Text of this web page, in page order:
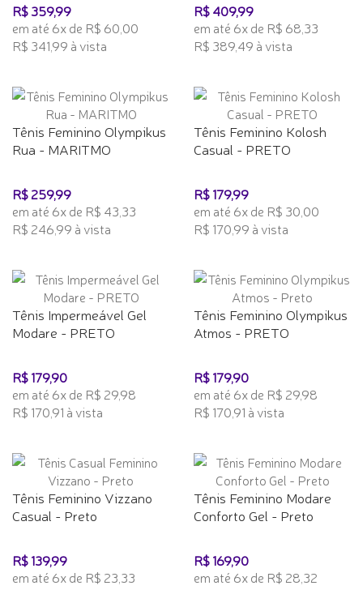
R$ 359,99
em até 6x de R$ 60,00
R$ 341,99 à vista
R$ 409,99
em até 6x de R$ 68,33
R$ 389,49 à vista
Tênis Feminino Olympikus
Rua - MARITMO
R$ 259,99
em até 6x de R$ 43,33
R$ 246,99 à vista
Tênis Feminino Kolosh
Casual - PRETO
R$ 179,99
em até 6x de R$ 30,00
R$ 170,99 à vista
Tênis Impermeável Gel
Modare - PRETO
R$ 179,90
em até 6x de R$ 29,98
R$ 170,91 à vista
Tênis Feminino Olympikus
Atmos - PRETO
R$ 179,90
em até 6x de R$ 29,98
R$ 170,91 à vista
Tênis Feminino Vizzano
Casual - Preto
R$ 139,99
em até 6x de R$ 23,33
Tênis Feminino Modare
Conforto Gel - Preto
R$ 169,90
em até 6x de R$ 28,32